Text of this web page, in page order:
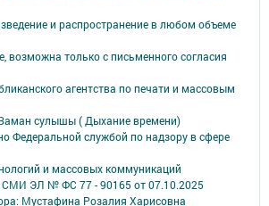
и распространение в любом объеме
возможна только с письменного согласия
агентства по печати и массовым
сулышы ( Дыхание времени)
Федеральной службой по надзору в сфере
и массовых коммуникаций
СМИ ЭЛ № ФС 77 - 90165 от 07.10.2025
Мустафина Розалия Харисовна